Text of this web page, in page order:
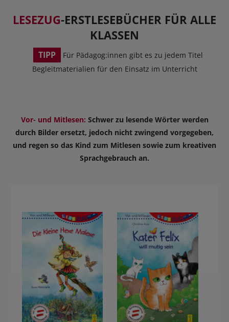
LESEZUG-ERSTLESEBÜCHER FÜR ALLE
KLASSEN
TIPP
Für Pädagog:innen gibt es zu jedem Titel
Begleitmaterialien für den Einsatz im Unterricht
Vor- und Mitlesen: Schwer zu lesende Wörter werden
durch Bilder ersetzt, jedoch nicht zwingend vorgegeben,
und regen so das Kind zum Mitlesen sowie zum kreativen
Sprachgebrauch an.